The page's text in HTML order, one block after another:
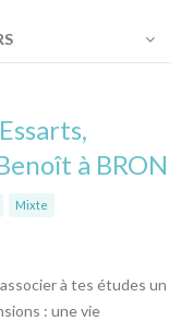
à BRON
Mixte
à tes études un
: une vie